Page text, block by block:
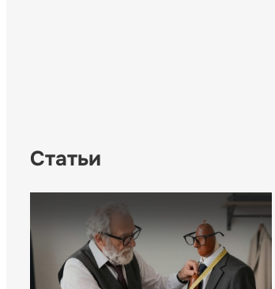
Статьи